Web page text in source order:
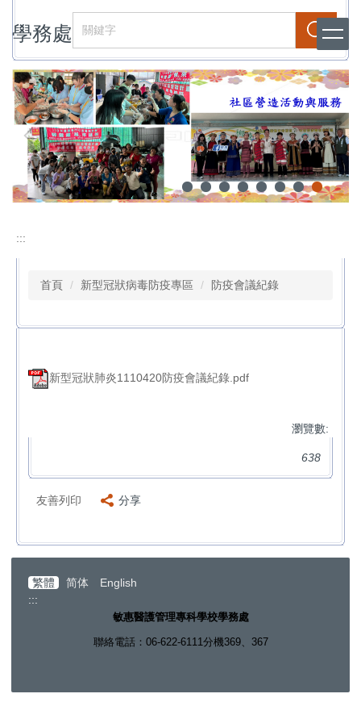
到
要
內
容
區
學務處 搜尋
:::
首頁 新型冠狀病毒防疫專區 防疫會議紀錄
新型冠狀肺炎1110420防疫會議紀錄.pdf
瀏覽數:
638
友善列印 分享
繁體 简体
English
:::
敏惠醫護管理專科學校學務處
聯絡電話：06-622-6111分機369、367